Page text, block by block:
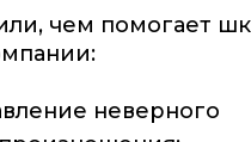
чем помогает
неверного